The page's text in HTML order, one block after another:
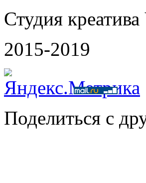
Студия
2015-2019
Поделиться с